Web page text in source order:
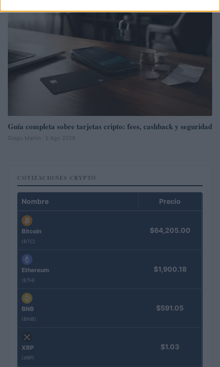
Guía completa sobre tarjetas cripto: fees, cashback y seguridad
Diego Martín · 5 Ago 2026
COTIZACIONES CRYPTO
Nombre Precio
Bitcoin
(BTC)
$64,205.00
Ethereum
(ETH)
$1,900.18
BNB
(BNB)
$591.05
XRP
(XRP)
$1.03